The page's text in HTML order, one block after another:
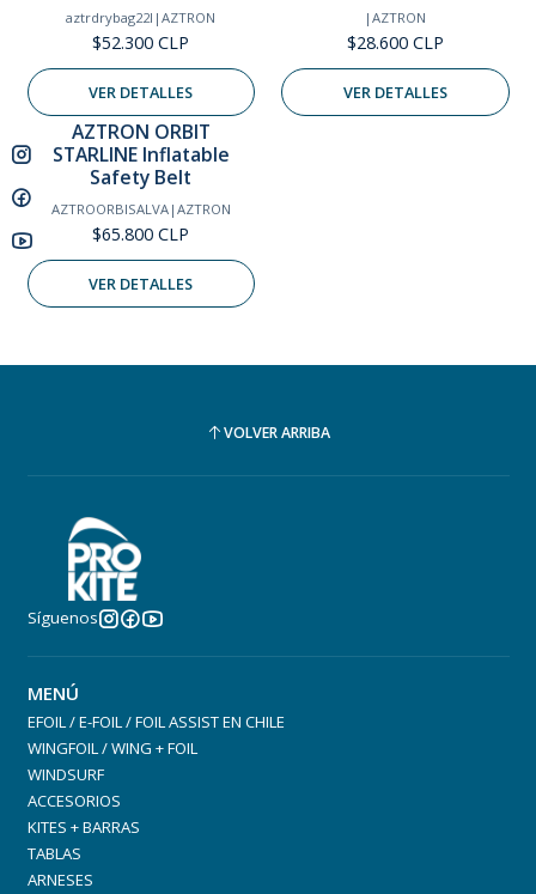
aztrdrybag22l |AZTRON
$52.300 CLP
VER DETALLES
|AZTRON
$28.600 CLP
VER DETALLES
Agotado
AZTRON ORBIT
STARLINE Inflatable
Safety Belt
AZTROORBISALVA| AZTRON
$65.800 CLP
VER DETALLES
VOLVER ARRIBA
Síguenos
MENÚ
EFOIL / E-FOIL / FOIL ASSIST EN CHILE
WINGFOIL / WING + FOIL
WINDSURF
ACCESORIOS
KITES + BARRAS
TABLAS
ARNESES